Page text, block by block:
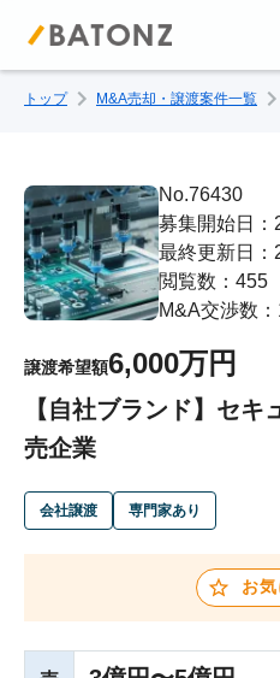
トップページ
M&A案件一覧
売りたい方へ
成約事例
M&A専門家の方へ
トップ M&A売却・譲渡案件一覧
No.76430
募集開始日：
最終更新日：
閲覧数：455
M&A交渉数
譲渡希望額6,000万円
【自社ブランド】セキ
売企業
会社譲渡 専門家あり
お気